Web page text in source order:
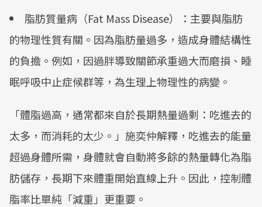
脂肪質量病（Fat Mass Disease）：主要與脂肪
的物理性質有關。因為脂肪量過多，造成身體結構性
的負擔。例如，因過胖導致關節承重過大而磨損、睡
眠呼吸中止症候群等，為生理上物理性的病變。
「體脂過高，通常都來自於長期熱量過剩：吃進去的
太多，而消耗的太少。」施奕仲解釋，吃進去的能量
超過身體所需，身體就會自動將多餘的熱量轉化為脂
肪儲存，長期下來體重開始直線上升。因此，控制體
脂率比單純「減重」更重要。